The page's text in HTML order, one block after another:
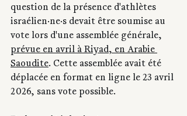
question de la présence d'athlètes
israélien·ne·s devait être soumise au
vote lors d'une assemblée générale,
prévue en avril à Riyad, en Arabie
Saoudite. Cette assemblée avait été
déplacée en format en ligne le 23 avril
2026, sans vote possible.